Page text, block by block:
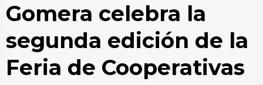
Gomera celebra la
segunda edición de la
Feria de Cooperativas